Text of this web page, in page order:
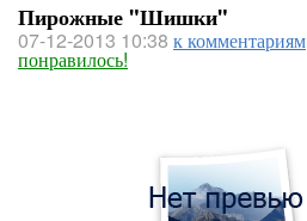
Пирожные "Шишки"
07-12-2013 10:38 к комментариям
понравилось!